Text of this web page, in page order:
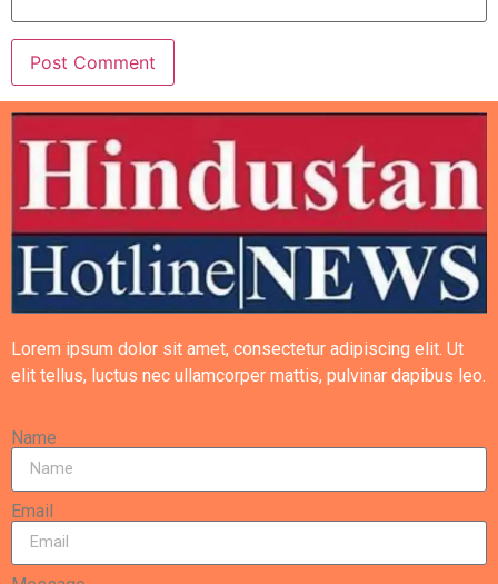
Lorem ipsum dolor sit amet, consectetur adipiscing elit. Ut
elit tellus, luctus nec ullamcorper mattis, pulvinar dapibus leo.
Name
Email